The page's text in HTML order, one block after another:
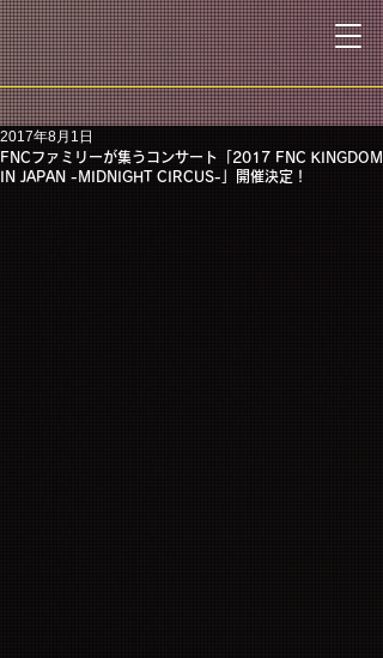
FNCファミリーが集うコンサート「2017 FNC KINGDOM
IN JAPAN -MIDNIGHT CIRCUS-」開催決定！
2017年8月1日